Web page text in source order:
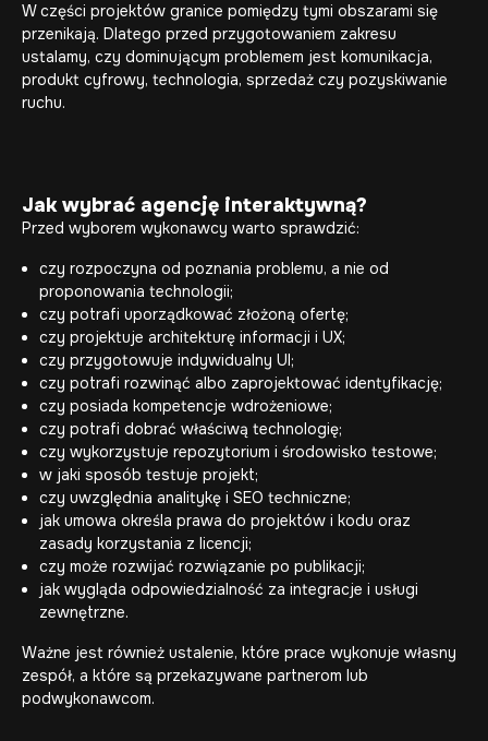
W części projektów granice pomiędzy tymi obszarami się
przenikają. Dlatego przed przygotowaniem zakresu
ustalamy, czy dominującym problemem jest komunikacja,
produkt cyfrowy, technologia, sprzedaż czy pozyskiwanie
ruchu.
Jak wybrać agencję interaktywną?
Przed wyborem wykonawcy warto sprawdzić:
czy rozpoczyna od poznania problemu, a nie od
proponowania technologii;
czy potrafi uporządkować złożoną ofertę;
czy projektuje architekturę informacji i UX;
czy przygotowuje indywidualny UI;
czy potrafi rozwinąć albo zaprojektować identyfikację;
czy posiada kompetencje wdrożeniowe;
czy potrafi dobrać właściwą technologię;
czy wykorzystuje repozytorium i środowisko testowe;
w jaki sposób testuje projekt;
czy uwzględnia analitykę i SEO techniczne;
jak umowa określa prawa do projektów i kodu oraz
zasady korzystania z licencji;
czy może rozwijać rozwiązanie po publikacji;
jak wygląda odpowiedzialność za integracje i usługi
zewnętrzne.
Ważne jest również ustalenie, które prace wykonuje własny
zespół, a które są przekazywane partnerom lub
podwykonawcom.